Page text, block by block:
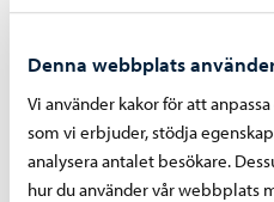
Denna webbplats
Vi använder kakor för att
som vi erbjuder, stödja
analysera antalet besökare.
hur du använder vår webbplats
elektroniska sidor för respons
stadsmätning.